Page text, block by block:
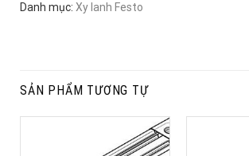
Danh mục: Xy lanh Festo
SẢN PHẨM TƯƠNG TỰ